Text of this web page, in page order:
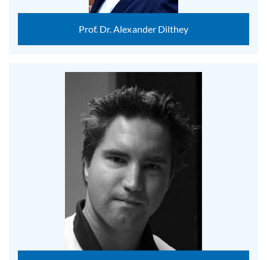
Prof. Dr. Alexander Dilthey